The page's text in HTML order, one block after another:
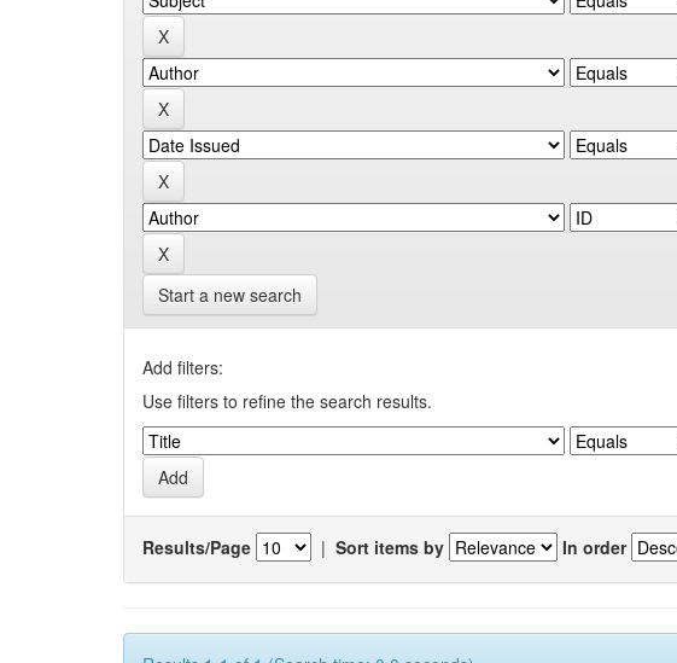
Start a new search
Add filters:
Use filters to refine the search results.
Results/Page | Sort items by In order